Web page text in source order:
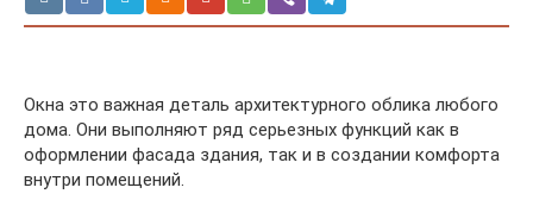
Окна это важная деталь архитектурного облика любого
дома. Они выполняют ряд серьезных функций как в
оформлении фасада здания, так и в создании комфорта
внутри помещений.